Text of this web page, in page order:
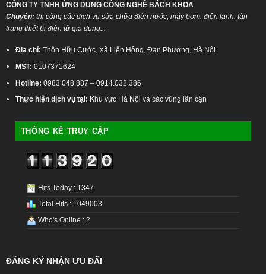
CÔNG TY TNHH ỨNG DỤNG CÔNG NGHỆ BÁCH KHOA
Chuyên: thi công các dịch vụ sửa chữa điện nước, máy bơm, điện lạnh, tân
trang thiết bị điện tử gia dụng...
Địa chỉ: Thôn Hữu Cước, Xã Liên Hồng, Đan Phượng, Hà Nội
MST: 0107371624
Hotline: 0983.048.887 – 0914.032.386
Thực hiện dịch vụ tại: Khu vực Hà Nội và các vùng lân cận
THỐNG KÊ TRUY CẬP
Hits Today : 1347
Total Hits : 1049003
Who's Online : 2
ĐĂNG KÝ NHẬN ƯU ĐÃI